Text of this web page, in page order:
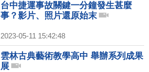
台中捷運事故關鍵一分鐘發生甚麼
事？影片、照片還原始末
2023-05-11 15:42:48
雲林古典藝術教學高中 舉辦系列成果
展